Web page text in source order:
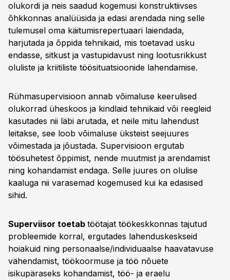
olukordi ja neis saadud kogemusi konstruktiivses
õhkkonnas analüüsida ja edasi arendada ning selle
tulemusel oma käitumisrepertuaari laiendada,
harjutada ja õppida tehnikaid, mis toetavad usku
endasse, sitkust ja vastupidavust ning lootusrikkust
oluliste ja kriitiliste töösituatsioonide lahendamise.
Rühmasupervisioon annab võimaluse keerulised
olukorrad üheskoos ja kindlaid tehnikaid või reegleid
kasutades nii läbi arutada, et neile mitu lahendust
leitakse, see loob võimaluse üksteist seejuures
võimestada ja jõustada. Supervisioon ergutab
töösuhetest õppimist, nende muutmist ja arendamist
ning kohandamist endaga. Selle juures on olulise
kaaluga nii varasemad kogemused kui ka edasised
sihid.
Superviisor toetab töötajat töökeskkonnas tajutud
probleemide korral, ergutades lahenduskeskseid
hoiakuid ning personaalse/individuaalse haavatavuse
vähendamist, töökoormuse ja töö nõuete
isikupäraseks kohandamist, töö- ja eraelu